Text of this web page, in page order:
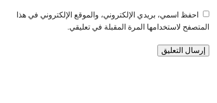
احفظ اسمي، بريدي الإلكتروني، والموقع الإلكتروني في هذا
المتصفح لاستخدامها المرة المقبلة في تعليقي.